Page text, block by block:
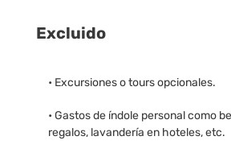
Excluido
• Excursiones o tours opcionales.
• Gastos de índole personal como
regalos, lavandería en hoteles, etc.